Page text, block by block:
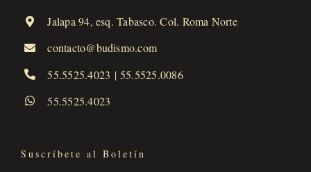
Jalapa 94, esq. Tabasco. Col. Roma Norte
contacto@budismo.com
55.5525.4023 | 55.5525.0086
55.5525.4023
Suscríbete al Boletín